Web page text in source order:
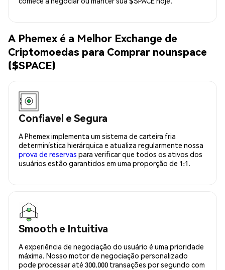
A Phemex é a Melhor Exchange de
Criptomoedas para Comprar nounspace
($SPACE)
Confiavel e Segura
A Phemex implementa um sistema de carteira fria
determinística hierárquica e atualiza regularmente nossa
prova de reservas para verificar que todos os ativos dos
usuários estão garantidos em uma proporção de 1:1.
Smooth e Intuitiva
A experiência de negociação do usuário é uma prioridade
máxima. Nosso motor de negociação personalizado
pode processar até 300.000 transações por segundo com